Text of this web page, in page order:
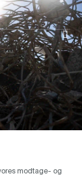
modtage- og